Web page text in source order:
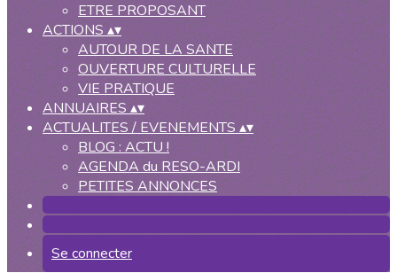
ETRE PROPOSANT
ACTIONS▴▾
AUTOUR DE LA SANTE
OUVERTURE CULTURELLE
VIE PRATIQUE
ANNUAIRES▴▾
ACTUALITES / EVENEMENTS▴▾
BLOG : ACTU !
AGENDA du RESO-ARDI
PETITES ANNONCES
Se connecter